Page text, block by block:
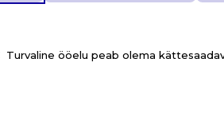
Turvaline ööelu peab olema